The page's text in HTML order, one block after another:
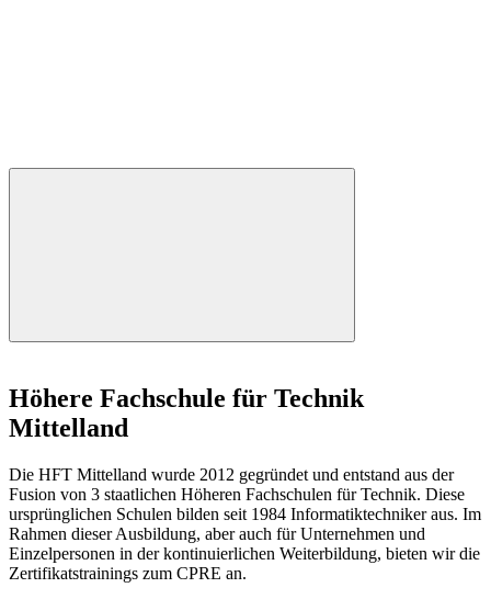
Höhere Fachschule für Technik
Mittelland
Die HFT Mittelland wurde 2012 gegründet und entstand aus der
Fusion von 3 staatlichen Höheren Fachschulen für Technik. Diese
ursprünglichen Schulen bilden seit 1984 Informatiktechniker aus. Im
Rahmen dieser Ausbildung, aber auch für Unternehmen und
Einzelpersonen in der kontinuierlichen Weiterbildung, bieten wir die
Zertifikatstrainings zum CPRE an.